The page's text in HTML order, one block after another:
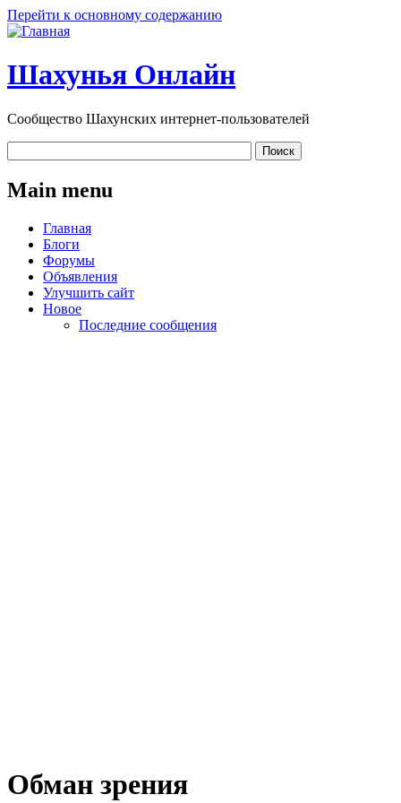
Перейти к основному содержанию
Шахунья Онлайн
Сообщество Шахунских интернет-пользователей
Main menu
Главная
Блоги
Форумы
Объявления
Улучшить сайт
Новое
Последние сообщения
Обман зрения